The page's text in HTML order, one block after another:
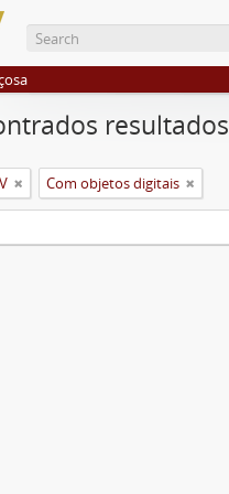
resultados
Com objetos digitais